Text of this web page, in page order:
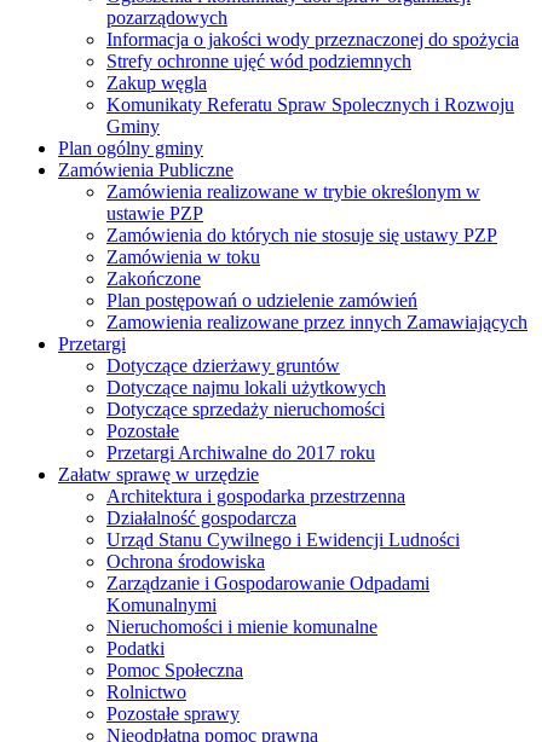
pozarządowych
Informacja o jakości wody przeznaczonej do spożycia
Strefy ochronne ujęć wód podziemnych
Zakup węgla
Komunikaty Referatu Spraw Spolecznych i Rozwoju
Gminy
Plan ogólny gminy
Zamówienia Publiczne
Zamówienia realizowane w trybie określonym w
ustawie PZP
Zamówienia do których nie stosuje się ustawy PZP
Zamówienia w toku
Zakończone
Plan postępowań o udzielenie zamówień
Zamowienia realizowane przez innych Zamawiających
Przetargi
Dotyczące dzierżawy gruntów
Dotyczące najmu lokali użytkowych
Dotyczące sprzedaży nieruchomości
Pozostałe
Przetargi Archiwalne do 2017 roku
Załatw sprawę w urzędzie
Architektura i gospodarka przestrzenna
Działalność gospodarcza
Urząd Stanu Cywilnego i Ewidencji Ludności
Ochrona środowiska
Zarządzanie i Gospodarowanie Odpadami
Komunalnymi
Nieruchomości i mienie komunalne
Podatki
Pomoc Społeczna
Rolnictwo
Pozostałe sprawy
Nieodpłatna pomoc prawna